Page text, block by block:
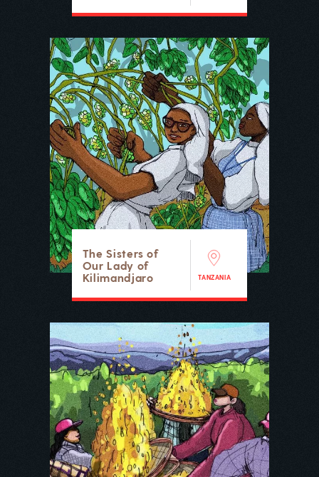
The Sisters of
Our Lady of
Kilimandjaro
TANZANIA